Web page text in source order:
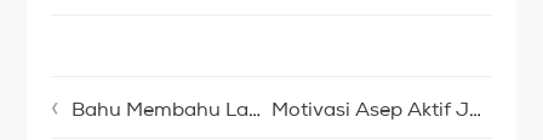
Bahu Membahu Lawan Asap Riau Motivasi Asep Aktif Jadi Relawan Disabilitas